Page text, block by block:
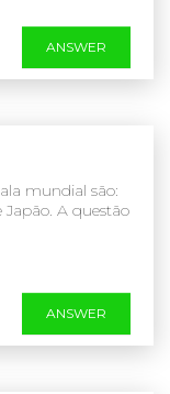
ANSWER
mundial são:
Japão. A questão
ANSWER